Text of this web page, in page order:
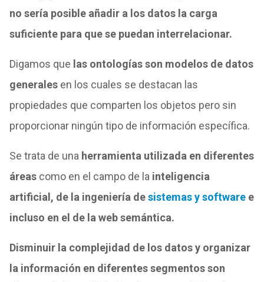
no sería posible añadir a los datos la carga
suficiente para que se puedan interrelacionar.
Digamos que las ontologías son modelos de datos
generalesen los cuales se destacan las
propiedades que comparten los objetos pero sin
proporcionar ningún tipo de información específica.
Se trata de una herramienta utilizada en diferentes
áreascomo en el campo de la inteligencia
artificial, de la ingeniería desistemas y softwaree
incluso en el de la web semántica.
Disminuir la complejidad de los datos y organizar
la información en diferentes segmentos son